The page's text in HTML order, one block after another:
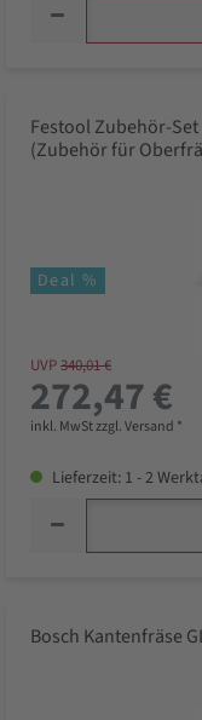
Festool Zubehör-Set
(Zubehör für
Deal %
UVP340,01 €
272,47 €
inkl. MwSt zzgl. Versand *
Lieferzeit: 1 - 2
Bosch Kantenfräse